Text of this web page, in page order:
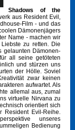
Shadows of the
aus Resident Evil,
Film - und das
Dämonenjägers
Name - machen wir
zu retten. Die
gelaunten Dämonen-
all seine getöteten
und stürzen uns
der Hölle. Soviel
zwar keinen
aufwartet. Als
allemal aus, zumal
virtuelle Nirvana zu
orientiert sich
Resident Evil-Reihe.
unseres
Bedienung